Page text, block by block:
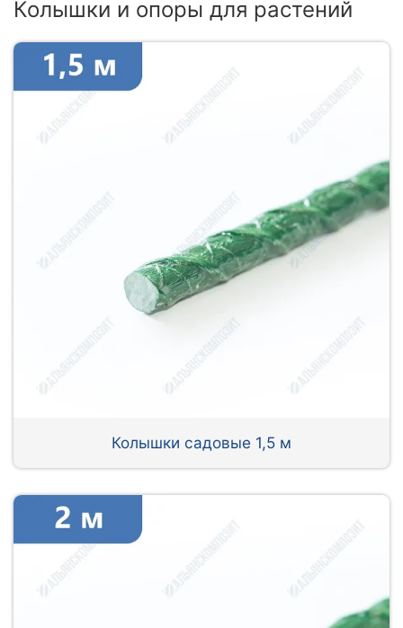
Колышки и опоры для растений
Колышки садовые 1,5 м